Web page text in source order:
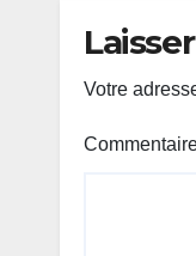
Votre